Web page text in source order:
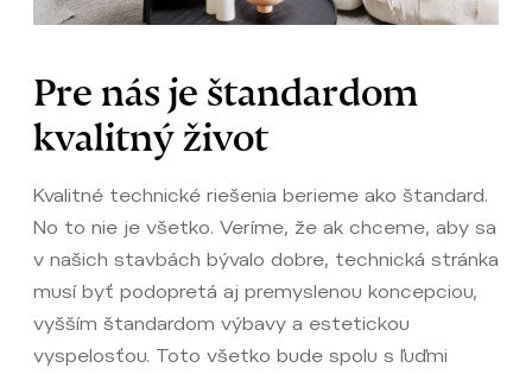
Pre nás je štandardom
kvalitný život
Kvalitné technické riešenia berieme ako štandard.
No to nie je všetko. Veríme, že ak chceme, aby sa
v našich stavbách bývalo dobre, technická stránka
musí byť podopretá aj premyslenou koncepciou,
vyšším štandardom výbavy a estetickou
vyspelosťou. Toto všetko bude spolu s ľuďmi